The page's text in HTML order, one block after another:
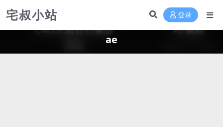
宅叔小站 登录
ae